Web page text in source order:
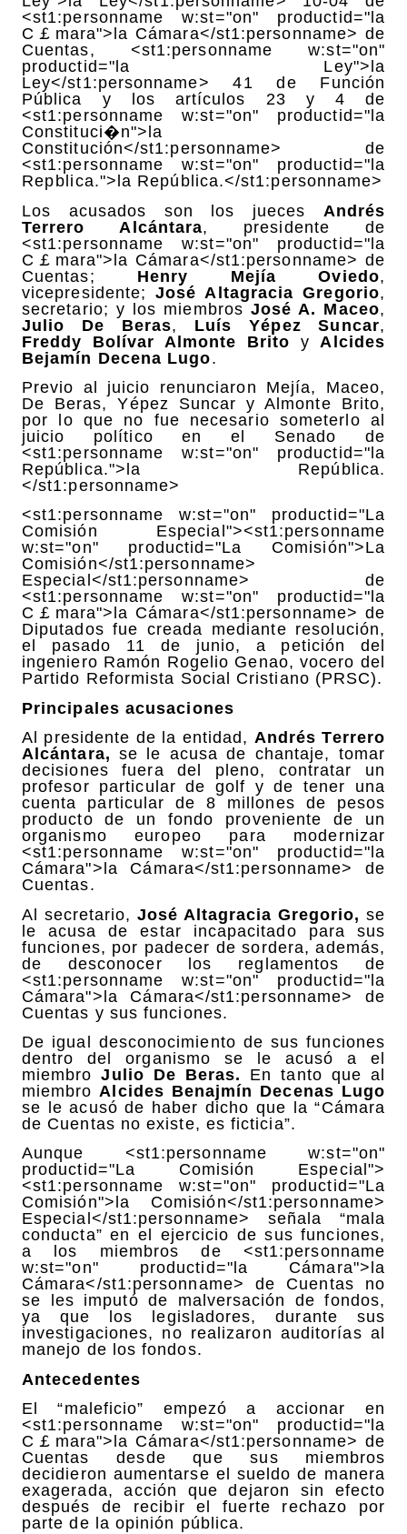
<st1:personname w:st="on" productid="la
C￡mara">la Cámara</st1:personname> de
Cuentas, <st1:personname w:st="on"
productid="la Ley">la
Ley</st1:personname> 41 de Función
Pública y los artículos 23 y 4 de
<st1:personname w:st="on" productid="la
Constituci�n">la
Constitución</st1:personname> de
<st1:personname w:st="on" productid="la
Rep￺blica.">la República.</st1:personname>
Los acusados son los jueces Andrés
Terrero Alcántara, presidente de
<st1:personname w:st="on" productid="la
C￡mara">la Cámara</st1:personname> de
Cuentas; Henry Mejía Oviedo,
vicepresidente;José Altagracia Gregorio,
secretario; y los miembros José A. Maceo,
Julio De Beras, Luís Yépez Suncar,
Freddy Bolívar Almonte Brito y Alcides
Bejamín Decena Lugo.
Previo al juicio renunciaron Mejía, Maceo,
De Beras, Yépez Suncar y Almonte Brito,
por lo que no fue necesario someterlo al
juicio político en el Senado de
<st1:personname w:st="on" productid="la
República.">la República.
</st1:personname>
<st1:personname w:st="on" productid="La
Comisión Especial"><st1:personname
w:st="on" productid="La Comisión">La
Comisión</st1:personname>
Especial</st1:personname> de
<st1:personname w:st="on" productid="la
C￡mara">la Cámara</st1:personname> de
Diputados fue creada mediante resolución,
el pasado 11 de junio, a petición del
ingeniero Ramón Rogelio Genao, vocero del
Partido Reformista Social Cristiano (PRSC).
Principales acusaciones
Al presidente de la entidad, Andrés Terrero
Alcántara, se le acusa de chantaje, tomar
decisiones fuera del pleno, contratar un
profesor particular de golf y de tener una
cuenta particular de 8 millones de pesos
producto de un fondo proveniente de un
organismo europeo para modernizar
<st1:personname w:st="on" productid="la
Cámara">la Cámara</st1:personname> de
Cuentas.
Al secretario, José Altagracia Gregorio, se
le acusa de estar incapacitado para sus
funciones, por padecer de sordera, además,
de desconocer los reglamentos de
<st1:personname w:st="on" productid="la
Cámara">la Cámara</st1:personname> de
Cuentas y sus funciones.
De igual desconocimiento de sus funciones
dentro del organismo se le acusó a el
miembroJulio De Beras. En tanto que al
miembro Alcides Benajmín Decenas Lugo
se le acusó de haber dicho que la “Cámara
de Cuentas no existe, es ficticia”.
Aunque <st1:personname w:st="on"
productid="La Comisión Especial">
<st1:personname w:st="on" productid="La
Comisión">la Comisión</st1:personname>
Especial</st1:personname> señala “mala
conducta” en el ejercicio de sus funciones,
a los miembros de <st1:personname
w:st="on" productid="la Cámara">la
Cámara</st1:personname> de Cuentas no
se les imputó de malversación de fondos,
ya que los legisladores, durante sus
investigaciones, no realizaron auditorías al
manejo de los fondos.
Antecedentes
El “maleficio” empezó a accionar en
<st1:personname w:st="on" productid="la
C￡mara">la Cámara</st1:personname> de
Cuentas desde que sus miembros
decidieron aumentarse el sueldo de manera
exagerada, acción que dejaron sin efecto
después de recibir el fuerte rechazo por
parte de la opinión pública.